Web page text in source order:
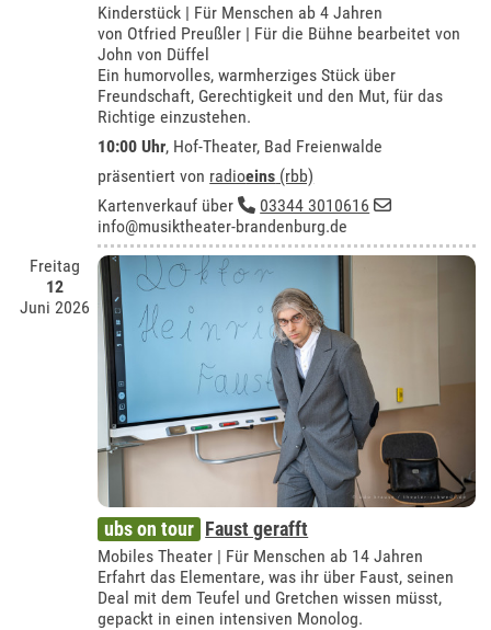
Kinderstück | Für Menschen ab 4 Jahren
von Otfried Preußler | Für die Bühne bearbeitet von
John von Düffel
Ein humorvolles, warmherziges Stück über
Freundschaft, Gerechtigkeit und den Mut, für das
Richtige einzustehen.
10:00 Uhr, Hof-Theater, Bad Freienwalde
präsentiert von radioeins (rbb)
Kartenverkauf über
03344 3010616
info@musiktheater-brandenburg.de
Freitag
12
Juni 2026
ubs on tour Faust gerafft
Mobiles Theater | Für Menschen ab 14 Jahren
Erfahrt das Elementare, was ihr über Faust, seinen
Deal mit dem Teufel und Gretchen wissen müsst,
gepackt in einen intensiven Monolog.